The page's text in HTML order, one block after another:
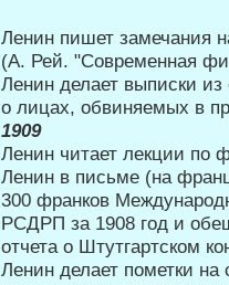
Ленин пишет замечания
(А. Рей. "Современная
Ленин делает выписки из
о лицах, обвиняемых в
1909
Ленин читает лекции по
Ленин в письме (на
300 франков
РСДРП за 1908 год и
отчета о Штутгартском
Ленин делает пометки на